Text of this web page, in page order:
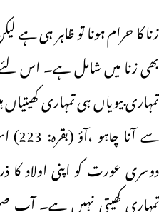
زنا کا حرام ہونا تو ظاہر ہی ہے
بھی زنا میں شامل ہے۔ اس لئے
تمہاری بیویاں ہی تمہاری
سے
دوسری عورت کو اپنی اولاد کا
تمہاری کھیتی نہیں ہے۔ آپ